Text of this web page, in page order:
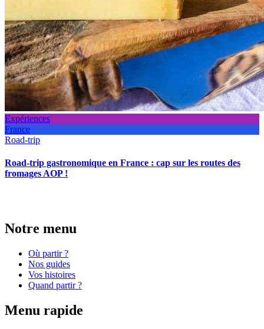
Expériences
France
Road-trip
Road-trip gastronomique en France : cap sur les routes des
fromages AOP !
Notre menu
Où partir ?
Nos guides
Vos histoires
Quand partir ?
Menu rapide